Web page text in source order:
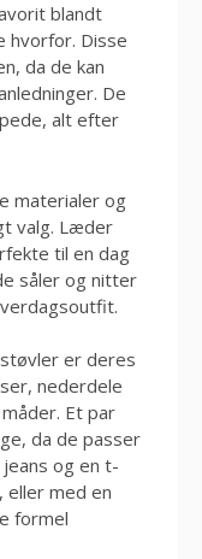
blandt
hvorfor. Disse
da de kan
De
alt efter
materialer og
valg. Læder
til en dag
såler og nitter
er deres
nederdele
Et par
da de passer
og en t-
eller med en
formel